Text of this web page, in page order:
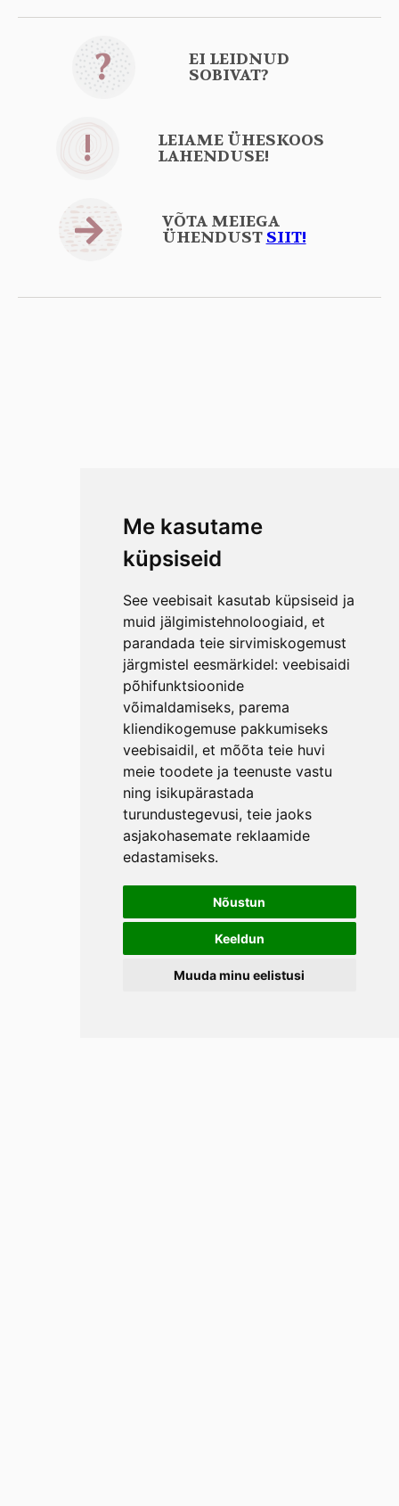
Me kasutame
küpsiseid
See veebisait kasutab küpsiseid ja
muid jälgimistehnoloogiaid, et
parandada teie sirvimiskogemust
järgmistel eesmärkidel: veebisaidi
põhifunktsioonide
võimaldamiseks, parema
kliendikogemuse pakkumiseks
veebisaidil, et mõõta teie huvi
meie toodete ja teenuste vastu
ning isikupärastada
turundustegevusi, teie jaoks
asjakohasemate reklaamide
edastamiseks.
Nõustun
Keeldun
Muuda minu eelistusi
? EI LEIDNUD
SOBIVAT?
! LEIAME ÜHESKOOS
LAHENDUSE!
VÕTA MEIEGA
ÜHENDUST SIIT!